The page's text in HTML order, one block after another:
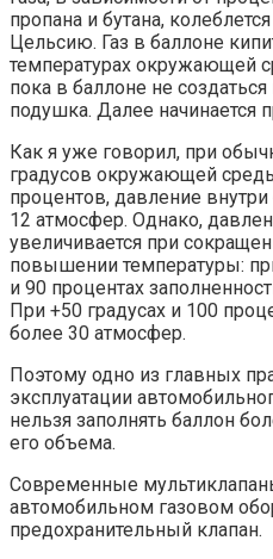
пропана и бутана,
Цельсию. Газ в баллоне
температурах окружающей
пока в баллоне не
подушка. Далее начинается
Как я уже говорил, при
градусов окружающей
процентов, давление
12 атмосфер. Однако,
увеличивается при
повышении температуры:
и 90 процентах
При +50 градусах и 100
более 30 атмосфер.
Поэтому одно из главных
эксплуатации
нельзя заполнять баллон
его объема.
Современные
автомобильном газовом
предохранительный клапан.